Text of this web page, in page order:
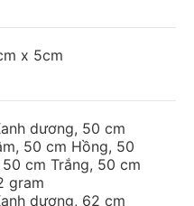
x 5cm
dương, 50 cm
50 cm Hồng, 50
cm Trắng, 50 cm
gram
dương, 62 cm